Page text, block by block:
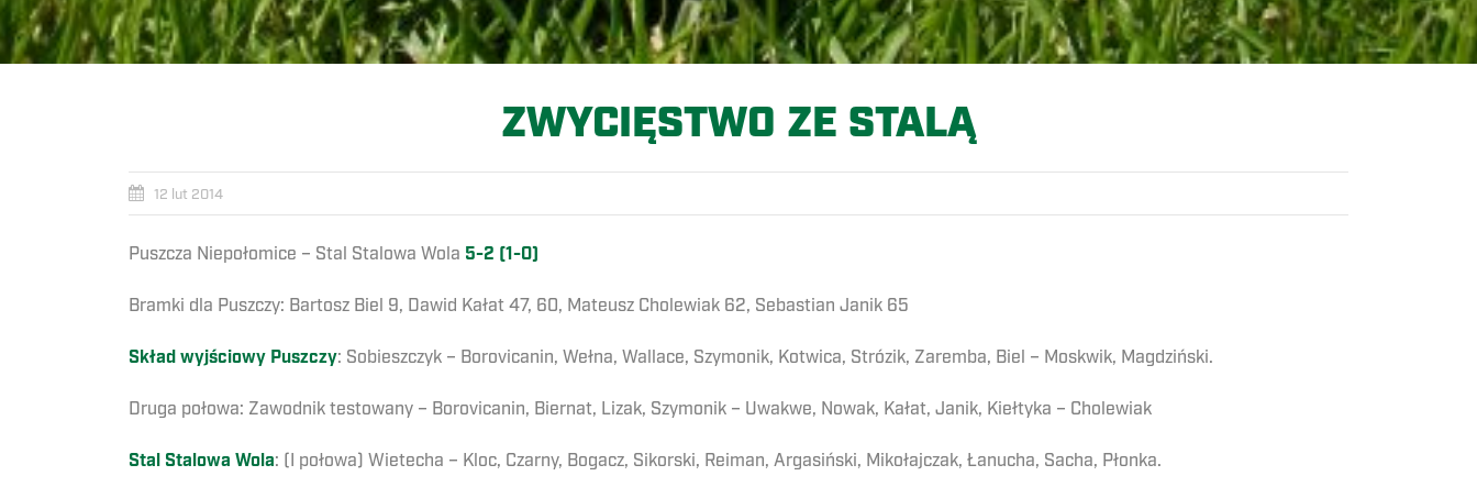
ZWYCIĘSTWO ZE STALĄ
12 lut 2014
Puszcza Niepołomice – Stal Stalowa Wola 5-2 (1-0)
Bramki dla Puszczy: Bartosz Biel 9, Dawid Kałat 47, 60, Mateusz Cholewiak 62, Sebastian Janik 65
Skład wyjściowy Puszczy: Sobieszczyk – Borovicanin, Wełna, Wallace, Szymonik, Kotwica, Strózik, Zaremba, Biel – Moskwik, Magdziński.
Druga połowa: Zawodnik testowany – Borovicanin, Biernat, Lizak, Szymonik – Uwakwe, Nowak, Kałat, Janik, Kiełtyka – Cholewiak
Stal Stalowa Wola: (I połowa) Wietecha – Kloc, Czarny, Bogacz, Sikorski, Reiman, Argasiński, Mikołajczak, Łanucha, Sacha, Płonka.